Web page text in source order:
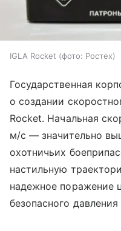
IGLA Rocket (фото: Ростех)
Государственная
о создании
Rocket. Начальная
м/с — значительно
охотничьих
настильную
надежное поражение
безопасного